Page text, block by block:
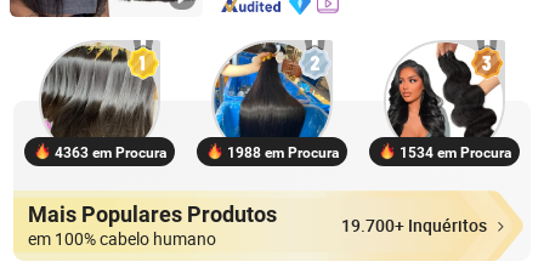
4363 em Procura 1988 em Procura 1534 em Procura
Mais Populares Produtos
em 100% cabelo humano
19.700+ Inquéritos